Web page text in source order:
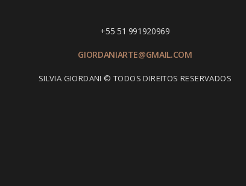
+55 51 991920969
GIORDANIARTE@GMAIL.COM
SILVIA GIORDANI © TODOS DIREITOS RESERVADOS